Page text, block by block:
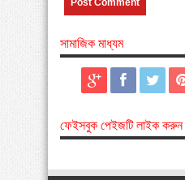
সামাজিক মাধ্যম
ফেইসবুক পেইজটি লাইক করুন